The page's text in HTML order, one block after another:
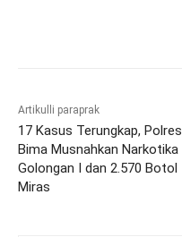
Artikulli paraprak
17 Kasus Terungkap, Polres
Bima Musnahkan Narkotika
Golongan I dan 2.570 Botol
Miras